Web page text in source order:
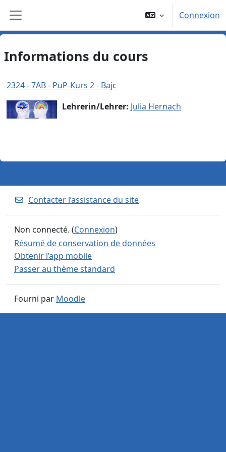
Panneau latéral
Connexion
Informations du cours
2324 - 7AB - PuP-Kurs 2 - Bajc
Lehrerin/Lehrer: Julia Hernach
Contacter l’assistance du site
Non connecté. (Connexion)
Résumé de conservation de données
Obtenir l’app mobile
Passer au thème standard
Fourni par Moodle